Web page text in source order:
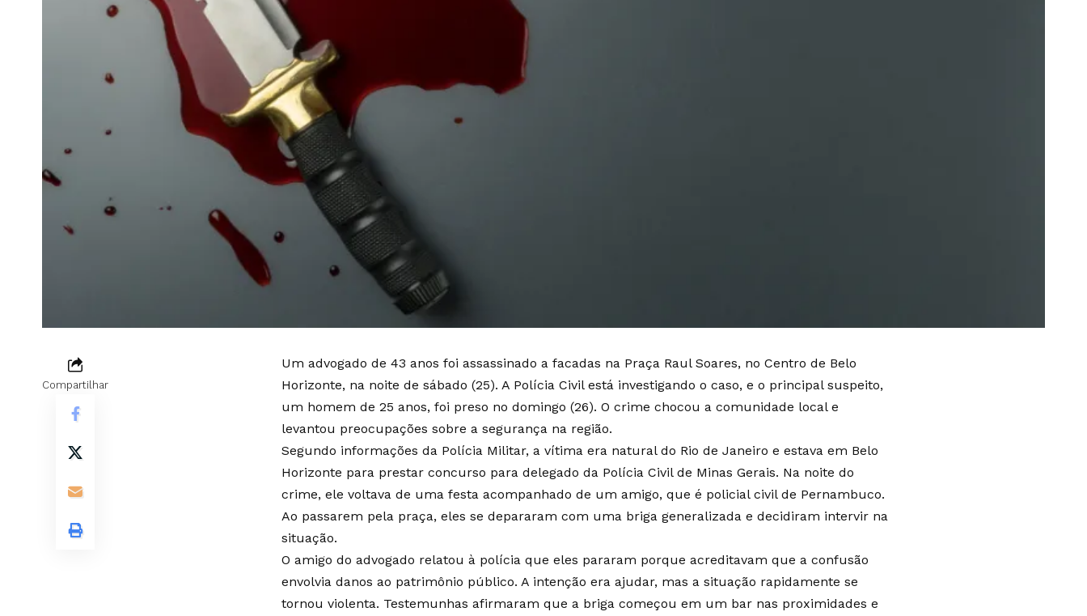
Compartilhar
Um advogado de 43 anos foi assassinado a facadas na Praça Raul Soares, no Centro de Belo
Horizonte, na noite de sábado (25). A Polícia Civil está investigando o caso, e o principal suspeito,
um homem de 25 anos, foi preso no domingo (26). O crime chocou a comunidade local e
levantou preocupações sobre a segurança na região.
Segundo informações da Polícia Militar, a vítima era natural do Rio de Janeiro e estava em Belo
Horizonte para prestar concurso para delegado da Polícia Civil de Minas Gerais. Na noite do
crime, ele voltava de uma festa acompanhado de um amigo, que é policial civil de Pernambuco.
Ao passarem pela praça, eles se depararam com uma briga generalizada e decidiram intervir na
situação.
O amigo do advogado relatou à polícia que eles pararam porque acreditavam que a confusão
envolvia danos ao patrimônio público. A intenção era ajudar, mas a situação rapidamente se
tornou violenta. Testemunhas afirmaram que a briga começou em um bar nas proximidades e